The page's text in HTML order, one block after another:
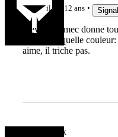
il y a 12 ans
Steven, ce mec donne
n´importe quelle
aime, il triche pas.
Christobotx